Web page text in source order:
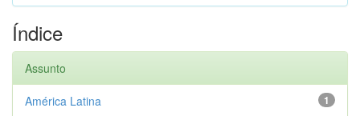
Índice
Assunto
1
América Latina